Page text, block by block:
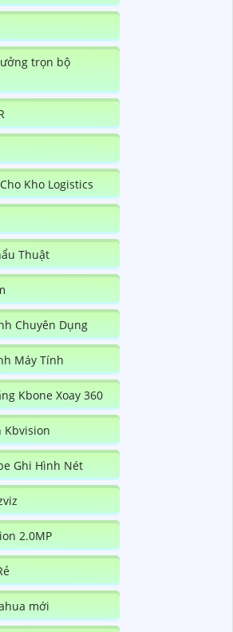
trọn bộ
Kho Logistics
Thuật
Chuyên Dụng
Máy Tính
Kbone Xoay 360
Kbvision
Ghi Hình Nét
2.0MP
mới